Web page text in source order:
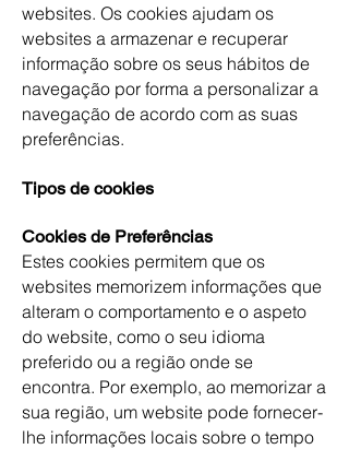
websites. Os cookies ajudam os
websites a armazenar e recuperar
informação sobre os seus hábitos de
navegação por forma a personalizar a
navegação de acordo com as suas
preferências.
Tipos de cookies
Cookies de Preferências
Estes cookies permitem que os
websites memorizem informações que
alteram o comportamento e o aspeto
do website, como o seu idioma
preferido ou a região onde se
encontra. Por exemplo, ao memorizar a
sua região, um website pode fornecer-
lhe informações locais sobre o tempo